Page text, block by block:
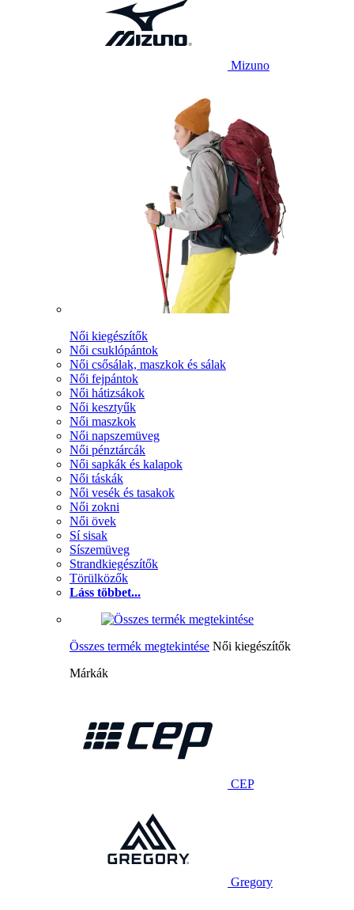
Mizuno
Női kiegészítők
Női csuklópántok
Női csősálak, maszkok és sálak
Női fejpántok
Női hátizsákok
Női kesztyűk
Női maszkok
Női napszemüveg
Női pénztárcák
Női sapkák és kalapok
Női táskák
Női vesék és tasakok
Női zokni
Női övek
Sí sisak
Síszemüveg
Strandkiegészítők
Törülközők
Láss többet...
Összes termék megtekintése Női kiegészítők
Márkák
CEP
Gregory